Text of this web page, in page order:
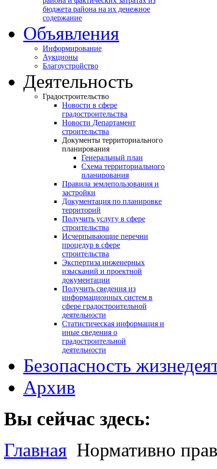
бюджета района на их денежное
содержание
Объявления
Информирование
Аукционы
Благоустройство
Деятельность
Градостроительство
Новости в сфере
градостроительства
Новости Департамент
строительства
Документы территориального
планирования
Генеральный план
Схема территориального
планирования
Правила землепользования и
застройки
Документация по планировке
территорий
Получить услугу в сфере
строительства
Исчерпывающие перечни
процедур в сфере
строительства
Экспертиза инженерных
изысканий и проектной
документации
Получить сведения из
информационных систем в
сфере градостроительной
деятельности
Статистическая информация и
иные сведения о
градостроительной
деятельности
Безопасность
Архив
Вы сейчас здесь:
Главная Нормативно